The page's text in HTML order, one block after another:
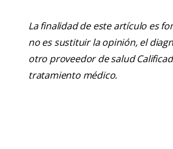
La finalidad de este artículo es
no es sustituir la opinión, el
otro proveedor de salud
tratamiento médico.